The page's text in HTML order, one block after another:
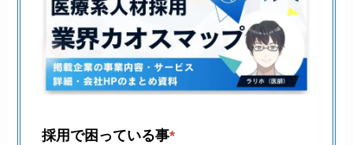
採用で困っている事*